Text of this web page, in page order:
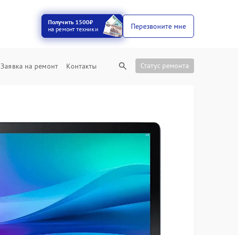
Получить 1500₽
на ремонт техники
Перезвоните мне
Заявка на ремонт Контакты Статус ремонта